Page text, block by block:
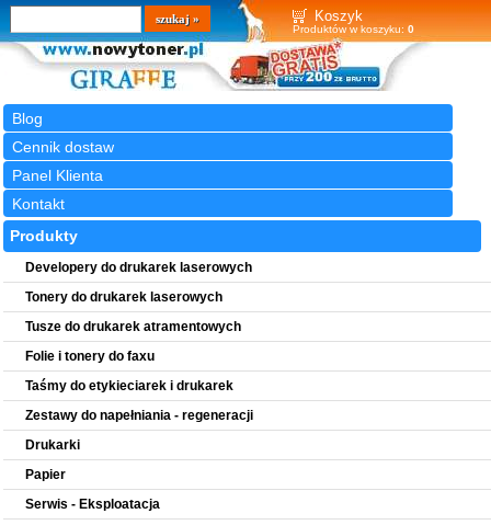
Koszyk
Produktów w koszyku: 0
Blog
Cennik dostaw
Panel Klienta
Kontakt
Wyszukiwarka
szukaj
Produkty
Developery do drukarek laserowych
Tonery do drukarek laserowych
Tusze do drukarek atramentowych
Folie i tonery do faxu
Taśmy do etykieciarek i drukarek
Zestawy do napełniania - regeneracji
Drukarki
Papier
Serwis - Eksploatacja